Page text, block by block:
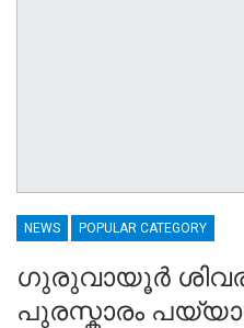
NEWS POPULAR CATEGORY
ഗുരുവായൂർ
പുരസ്കാരം